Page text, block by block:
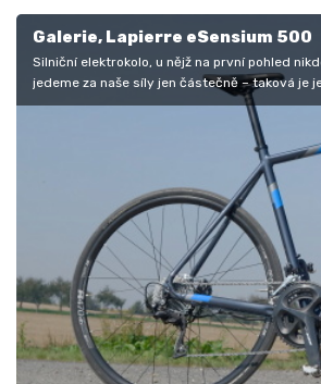
Galerie, Lapierre eSensium 500
Silniční elektrokolo, u nějž na první pohled
jedeme za naše síly jen částečně – taková je
novinek…